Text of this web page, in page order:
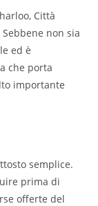
Città
non sia
ed è
che porta
importante
semplice.
prima di
offerte del